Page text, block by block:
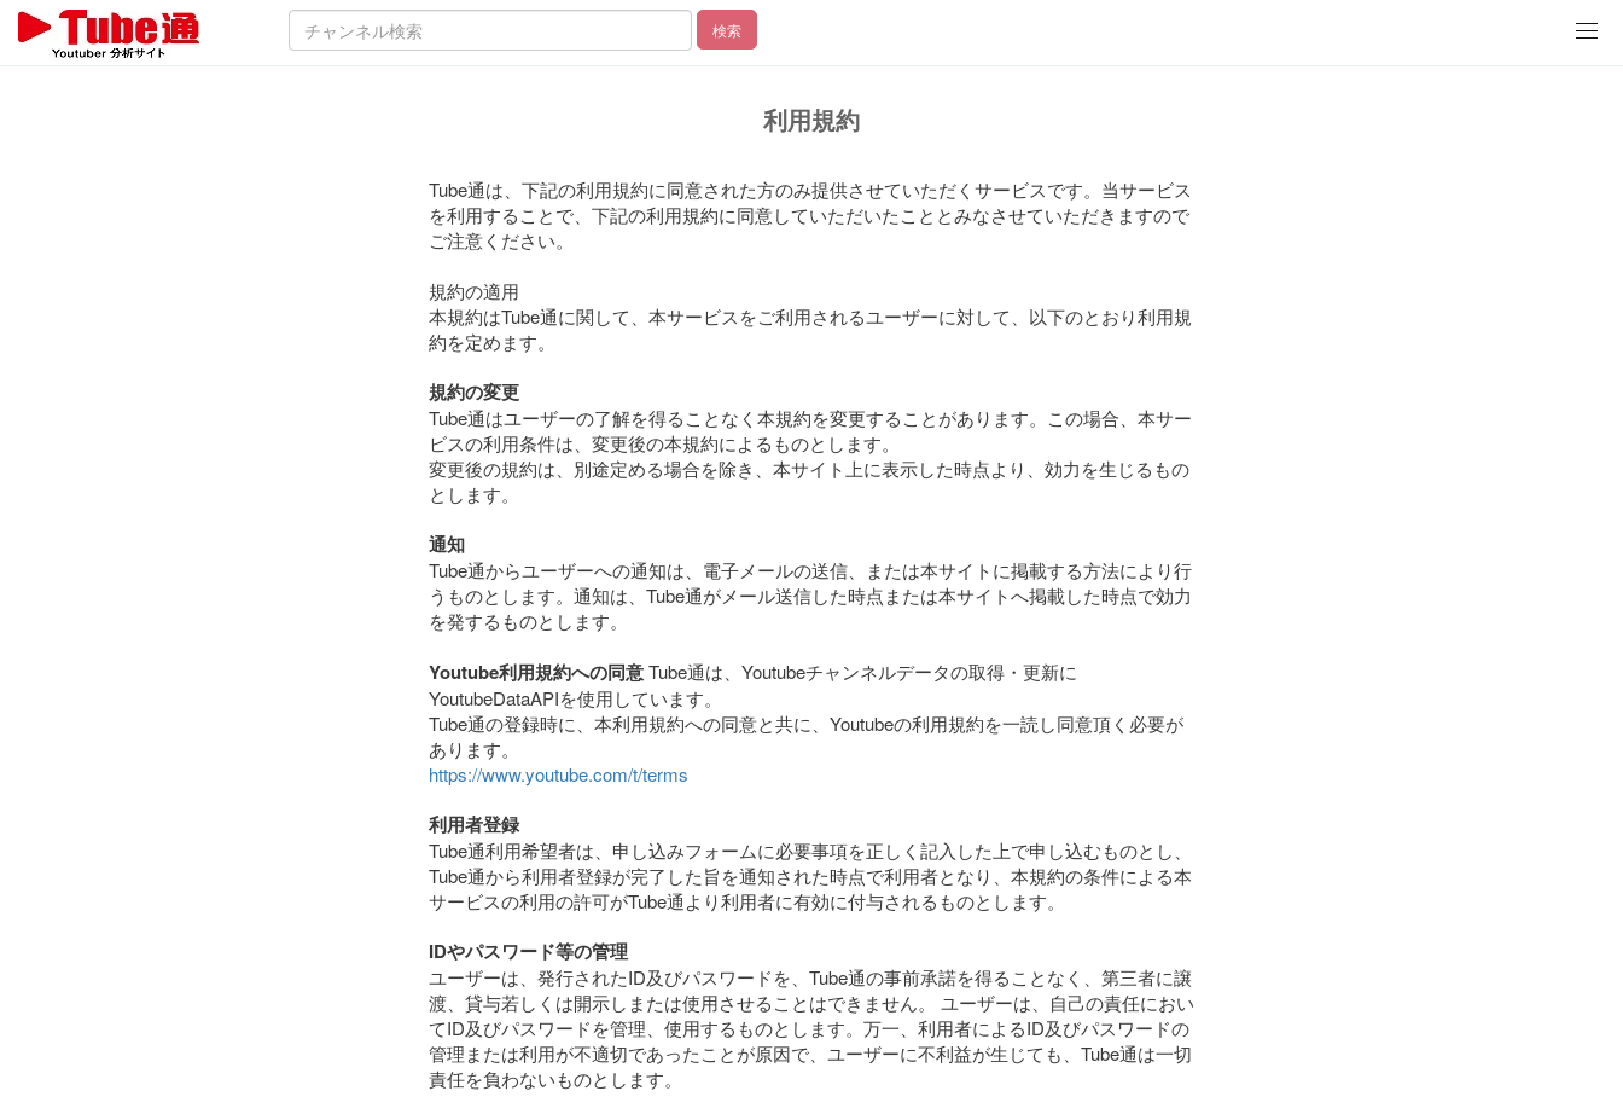
検索
利用規約
Tube通は、下記の利用規約に同意された方のみ提供させていただくサービスです。当サービス
を利用することで、下記の利用規約に同意していただいたこととみなさせていただきますので
ご注意ください。
規約の適用
本規約はTube通に関して、本サービスをご利用されるユーザーに対して、以下のとおり利用規
約を定めます。
規約の変更
Tube通はユーザーの了解を得ることなく本規約を変更することがあります。この場合、本サー
ビスの利用条件は、変更後の本規約によるものとします。
変更後の規約は、別途定める場合を除き、本サイト上に表示した時点より、効力を生じるもの
とします。
通知
Tube通からユーザーへの通知は、電子メールの送信、または本サイトに掲載する方法により行
うものとします。通知は、Tube通がメール送信した時点または本サイトへ掲載した時点で効力
を発するものとします。
Youtube利用規約への同意Tube通は、Youtubeチャンネルデータの取得・更新に
YoutubeDataAPIを使用しています。
Tube通の登録時に、本利用規約への同意と共に、Youtubeの利用規約を一読し同意頂く必要が
あります。
https://www.youtube.com/t/terms
利用者登録
Tube通利用希望者は、申し込みフォームに必要事項を正しく記入した上で申し込むものとし、
Tube通から利用者登録が完了した旨を通知された時点で利用者となり、本規約の条件による本
サービスの利用の許可がTube通より利用者に有効に付与されるものとします。
IDやパスワード等の管理
ユーザーは、発行されたID及びパスワードを、Tube通の事前承諾を得ることなく、第三者に譲
渡、貸与若しくは開示しまたは使用させることはできません。 ユーザーは、自己の責任におい
てID及びパスワードを管理、使用するものとします。万一、利用者によるID及びパスワードの
管理または利用が不適切であったことが原因で、ユーザーに不利益が生じても、Tube通は一切
責任を負わないものとします。